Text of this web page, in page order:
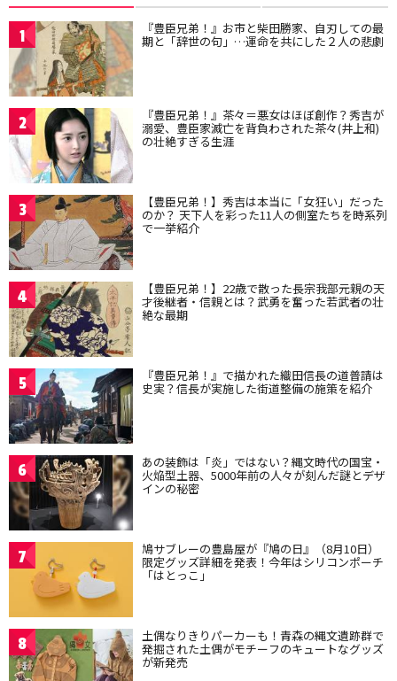
1 『豊臣兄弟！』お市と柴田勝家、自刃しての最
期と「辞世の句」…運命を共にした２人の悲劇
2 『豊臣兄弟！』茶々＝悪女はほぼ創作？秀吉が
溺愛、豊臣家滅亡を背負わされた茶々(井上和)
の壮絶すぎる生涯
3 【豊臣兄弟！】秀吉は本当に「女狂い」だった
のか？ 天下人を彩った11人の側室たちを時系列
で一挙紹介
4 【豊臣兄弟！】22歳で散った長宗我部元親の天
才後継者・信親とは？武勇を奮った若武者の壮
絶な最期
5 『豊臣兄弟！』で描かれた織田信長の道普請は
史実？信長が実施した街道整備の施策を紹介
6 あの装飾は「炎」ではない？縄文時代の国宝・
火焔型土器、5000年前の人々が刻んだ謎とデザ
インの秘密
7 鳩サブレーの豊島屋が『鳩の日』（8月10日）
限定グッズ詳細を発表！今年はシリコンポーチ
「はとっこ」
8 土偶なりきりパーカーも！青森の縄文遺跡群で
発掘された土偶がモチーフのキュートなグッズ
が新発売